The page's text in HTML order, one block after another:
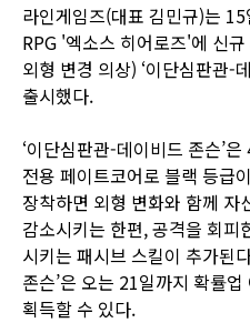
라인게임즈(대표 김민규)는
RPG '엑소스 히어로즈'에 신
외형 변경 의상) ‘이단심판관-
출시했다.
‘이단심판관-데이비드 존슨’
전용 페이트코어로 블랙 등급
장착하면 외형 변화와 함께 자
감소시키는 한편, 공격을 회
시키는 패시브 스킬이 추가된
존슨’은 오는 21일까지 확률
획득할 수 있다.